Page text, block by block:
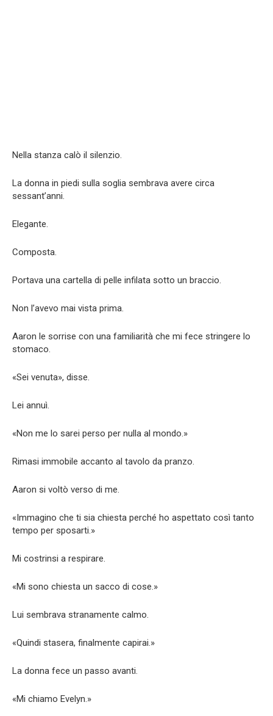
Nella stanza calò il silenzio.
La donna in piedi sulla soglia sembrava avere circa
sessant’anni.
Elegante.
Composta.
Portava una cartella di pelle infilata sotto un braccio.
Non l’avevo mai vista prima.
Aaron le sorrise con una familiarità che mi fece stringere lo
stomaco.
«Sei venuta», disse.
Lei annuì.
«Non me lo sarei perso per nulla al mondo.»
Rimasi immobile accanto al tavolo da pranzo.
Aaron si voltò verso di me.
«Immagino che ti sia chiesta perché ho aspettato così tanto
tempo per sposarti.»
Mi costrinsi a respirare.
«Mi sono chiesta un sacco di cose.»
Lui sembrava stranamente calmo.
«Quindi stasera, finalmente capirai.»
La donna fece un passo avanti.
«Mi chiamo Evelyn.»